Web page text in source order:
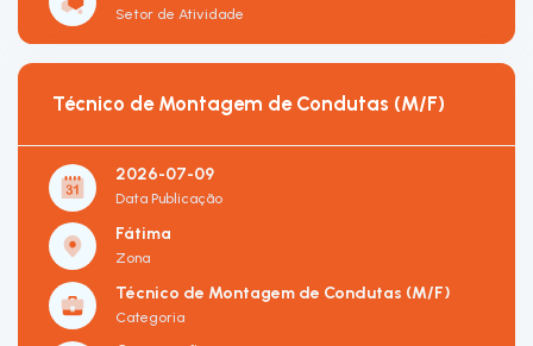
Setor de Atividade
Técnico de Montagem de Condutas (M/F)
2026-07-09
Data Publicação
Fátima
Zona
Técnico de Montagem de Condutas (M/F)
Categoria